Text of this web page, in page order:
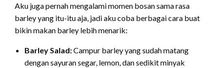
Aku juga pernah mengalami momen bosan sama rasa
barley yang itu-itu aja, jadi aku coba berbagai cara buat
bikin makan barley lebih menarik:
Barley Salad:Campur barley yang sudah matang
dengan sayuran segar, lemon, dan sedikit minyak